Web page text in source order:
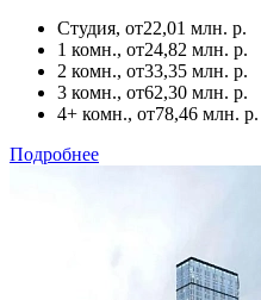
Студия, от22,01 млн. р.
1 комн., от24,82 млн. р.
2 комн., от33,35 млн. р.
3 комн., от62,30 млн. р.
4+ комн., от78,46 млн. р.
Подробнее